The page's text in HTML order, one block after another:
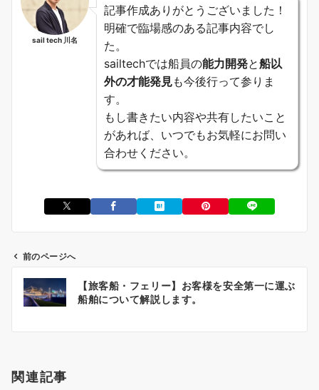
sail tech 川名
記事作成ありがとうございました！
明確で臨場感のある記事内容でし
た。
sailtechでは船員の能力開発と船以
外の才能発見も今後行って参りま
す。
もし書きたい内容や共有したいこと
があれば、いつでもお気軽にお問い
合わせください。
ビ
シ
前のページへ
【旅客船・フェリー】お客様を安全第一に運ぶ
船舶について解説します。
関連記事